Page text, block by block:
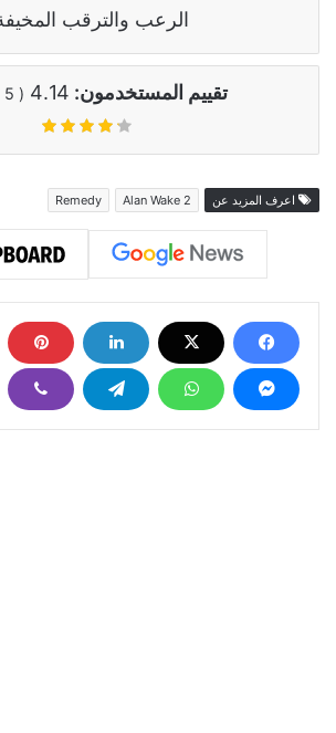
الرعب والترقب
تقييم المستخدمون: 4.14
(
5
اعرف المزيد عن Alan Wake 2
Remedy